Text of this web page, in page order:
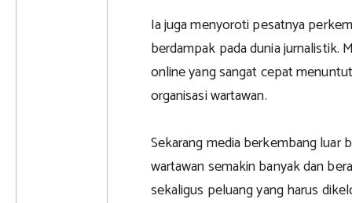
Ia juga menyoroti pesatnya
berdampak pada dunia jurnalistik.
online yang sangat cepat
organisasi wartawan.
Sekarang media berkembang luar
wartawan semakin banyak dan
sekaligus peluang yang harus